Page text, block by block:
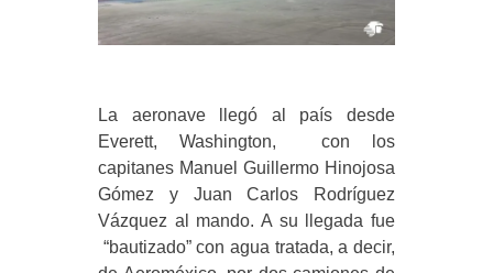
La aeronave llegó al país desde
Everett, Washington, con los
capitanes Manuel Guillermo Hinojosa
Gómez y Juan Carlos Rodríguez
Vázquez al mando. A su llegada fue
“bautizado” con agua tratada, a decir,